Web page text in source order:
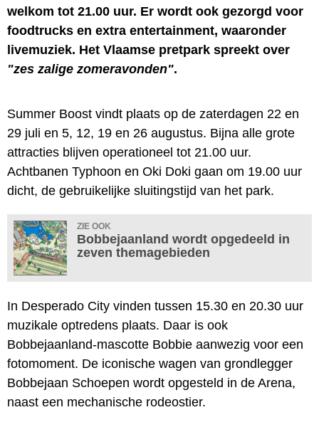
welkom tot 21.00 uur. Er wordt ook gezorgd voor
foodtrucks en extra entertainment, waaronder
livemuziek. Het Vlaamse pretpark spreekt over
"zes zalige zomeravonden".
Summer Boost vindt plaats op de zaterdagen 22 en
29 juli en 5, 12, 19 en 26 augustus. Bijna alle grote
attracties blijven operationeel tot 21.00 uur.
Achtbanen Typhoon en Oki Doki gaan om 19.00 uur
dicht, de gebruikelijke sluitingstijd van het park.
ZIE OOK
Bobbejaanland wordt opgedeeld in
zeven themagebieden
In Desperado City vinden tussen 15.30 en 20.30 uur
muzikale optredens plaats. Daar is ook
Bobbejaanland-mascotte Bobbie aanwezig voor een
fotomoment. De iconische wagen van grondlegger
Bobbejaan Schoepen wordt opgesteld in de Arena,
naast een mechanische rodeostier.